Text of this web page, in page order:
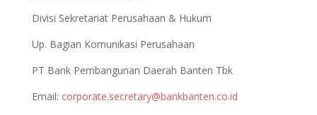
Divisi Sekretariat Perusahaan & Hukum
Up. Bagian Komunikasi Perusahaan
PT Bank Pembangunan Daerah Banten Tbk
Email: corporate.secretary@bankbanten.co.id